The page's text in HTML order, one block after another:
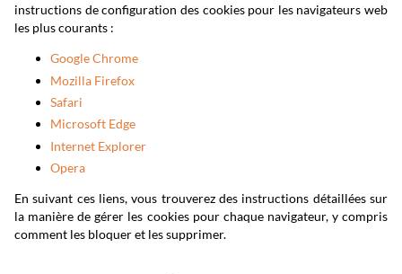
instructions de configuration des cookies pour les navigateurs web
les plus courants :
Google Chrome
Mozilla Firefox
Safari
Microsoft Edge
Internet Explorer
Opera
En suivant ces liens, vous trouverez des instructions détaillées sur
la manière de gérer les cookies pour chaque navigateur, y compris
comment les bloquer et les supprimer.